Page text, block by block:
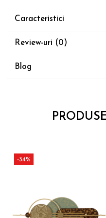
Caracteristici
Review-uri (0)
Blog
-34%